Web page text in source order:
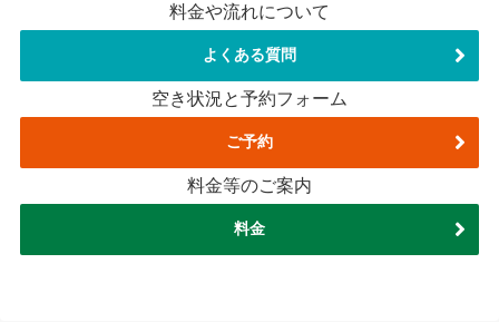
料金や流れについて
よくある質問
空き状況と予約フォーム
ご予約
料金等のご案内
料金